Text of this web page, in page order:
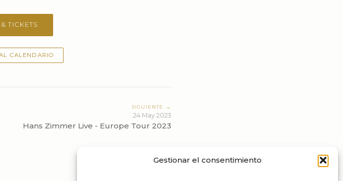
Gestionar el consentimiento
TICKETS
CALENDARIO
SIGUIENTE →
24 May 2023
Hans Zimmer Live - Europe Tour 2023